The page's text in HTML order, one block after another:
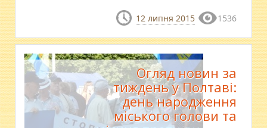
12 липня 2015 1536
Огляд новин за
тиждень у Полтаві:
день народження
міського голови та